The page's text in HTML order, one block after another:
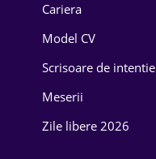
Energetică
Farma
Cariera
Model CV
Scrisoare de intentie
Meserii
Zile libere 2026